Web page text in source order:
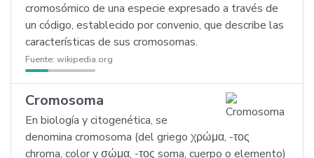
cromosómico de una especie expresado a través de
un código, establecido por convenio, que describe las
características de sus cromosomas.
Fuente: wikipedia.org
Cromosoma
En biología y citogenética, se
denomina cromosoma (del griego χρώμα, -τος
chroma, color y σώμα, -τος soma, cuerpo o elemento)